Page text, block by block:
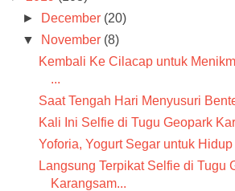
►
December (20)
▼
November (8)
Kembali Ke Cilacap untuk
...
Saat Tengah Hari Menyusuri
Kali Ini Selfie di Tugu Geopark
Yoforia, Yogurt Segar untuk
Langsung Terpikat Selfie di Tugu
Karangsam...